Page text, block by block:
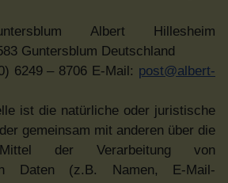
Albert Hillesheim
Guntersblum Deutschland
6249 – 8706 E-Mail: post@albert-
ist die natürliche oder juristische
gemeinsam mit anderen über die
der Verarbeitung von
Daten (z.B. Namen, E-Mail-